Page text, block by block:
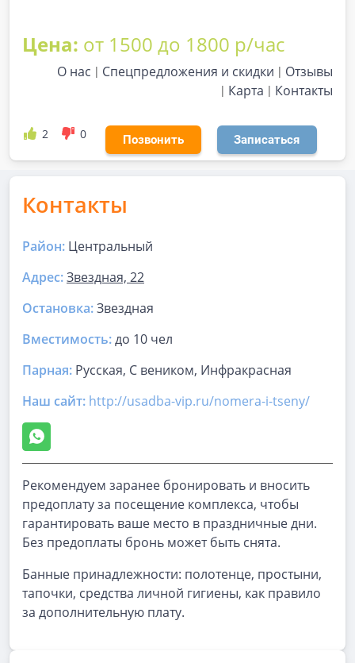
Цена: от 1500 до 1800 р/час
О нас Спецпредложения и скидки
Отзывы
Карта
Контакты
2 0 Позвонить Записаться
Контакты
Район: Центральный
Адрес:Звездная, 22
Остановка:Звездная
Вместимость:до 10 чел
Парная: Русская, С веником, Инфракрасная
Наш сайт: http://usadba-vip.ru/nomera-i-tseny/
Рекомендуем заранее бронировать и вносить
предоплату за посещение комплекса, чтобы
гарантировать ваше место в праздничные дни.
Без предоплаты бронь может быть снята.
Банные принадлежности: полотенце, простыни,
тапочки, средства личной гигиены, как правило
за дополнительную плату.